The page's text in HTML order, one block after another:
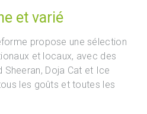
et varié
propose une sélection
et locaux, avec des
Doja Cat et Ice
les goûts et toutes les